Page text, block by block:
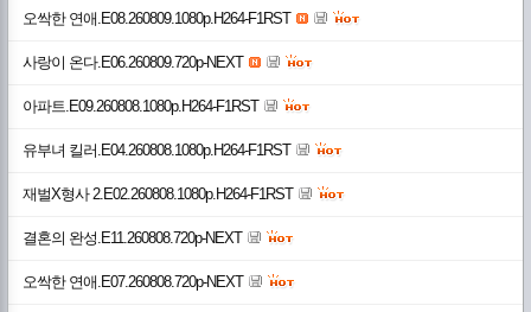
오싹한 연애.E08.260809.1080p.H264-F1RST
사랑이 온다.E06.260809.720p-NEXT
아파트.E09.260808.1080p.H264-F1RST
유부녀 킬러.E04.260808.1080p.H264-F1RST
재벌X형사 2.E02.260808.1080p.H264-F1RST
결혼의 완성.E11.260808.720p-NEXT
오싹한 연애.E07.260808.720p-NEXT